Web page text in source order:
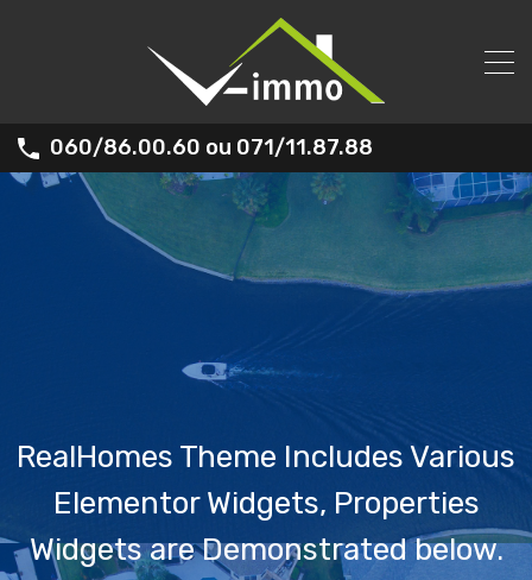
060/86.00.60 ou 071/11.87.88
RealHomes Theme Includes Various
Elementor Widgets, Properties
Widgets are Demonstrated below.